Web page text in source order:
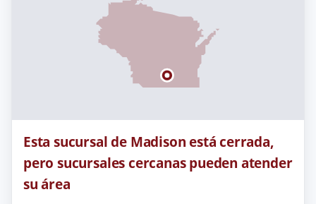
Esta sucursal de Madison está cerrada,
pero sucursales cercanas pueden atender
su área